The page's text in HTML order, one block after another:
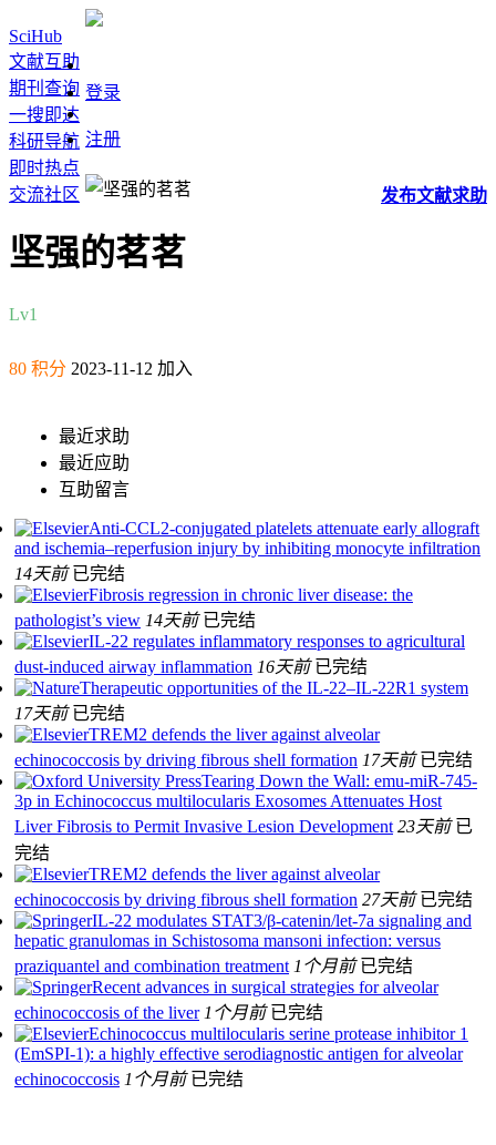
SciHub
文献互助
期刊查询
一搜即达
科研导航
即时热点
交流社区
登录
注册
发布文献求助
坚强的茗茗
Lv1
80 积分 2023-11-12 加入
最近求助
最近应助
互助留言
Anti-CCL2-conjugated platelets attenuate early allograft
and ischemia–reperfusion injury by inhibiting monocyte infiltration
14天前 已完结
Fibrosis regression in chronic liver disease: the
pathologist’s view 14天前 已完结
IL-22 regulates inflammatory responses to agricultural
dust-induced airway inflammation 16天前 已完结
Therapeutic opportunities of the IL-22–IL-22R1 system
17天前 已完结
TREM2 defends the liver against alveolar
echinococcosis by driving fibrous shell formation 17天前 已完结
Tearing Down the Wall: emu-miR-745-
3p in Echinococcus multilocularis Exosomes Attenuates Host
Liver Fibrosis to Permit Invasive Lesion Development 23天前 已
完结
TREM2 defends the liver against alveolar
echinococcosis by driving fibrous shell formation 27天前 已完结
IL-22 modulates STAT3/β-catenin/let-7a signaling and
hepatic granulomas in Schistosoma mansoni infection: versus
praziquantel and combination treatment 1个月前 已完结
Recent advances in surgical strategies for alveolar
echinococcosis of the liver 1个月前 已完结
Echinococcus multilocularis serine protease inhibitor 1
(EmSPI-1): a highly effective serodiagnostic antigen for alveolar
echinococcosis 1个月前 已完结